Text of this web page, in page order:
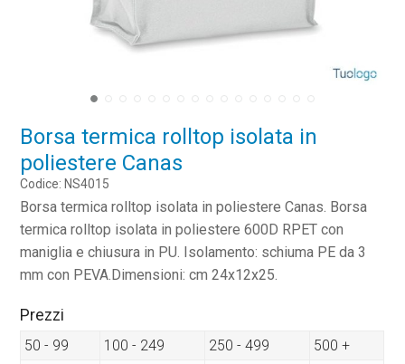
Borsa termica rolltop isolata in
poliestere Canas
Codice: NS4015
Borsa termica rolltop isolata in poliestere Canas. Borsa
termica rolltop isolata in poliestere 600D RPET con
maniglia e chiusura in PU. Isolamento: schiuma PE da 3
mm con PEVA.Dimensioni: cm 24x12x25.
Prezzi
50 - 99 100 - 249 250 - 499
500 +